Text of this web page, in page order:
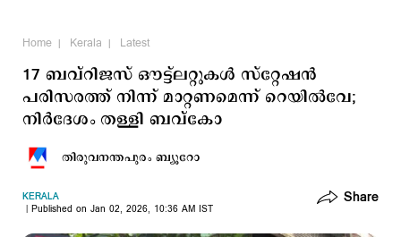
Home Kerala Latest
17 ബവ്റിജസ് ഔട്ട്ലറ്റുകള്‍ സ്റ്റേഷന്‍
പരിസരത്ത് നിന്ന് മാറ്റണമെന്ന് റെയില്‍വേ;
നിര്‍ദേശം തള്ളി ബവ്കോ
തിരുവനന്തപുരം ബ്യൂറോ
KERALA
Published on Jan 02, 2026, 10:36 AM IST
Share